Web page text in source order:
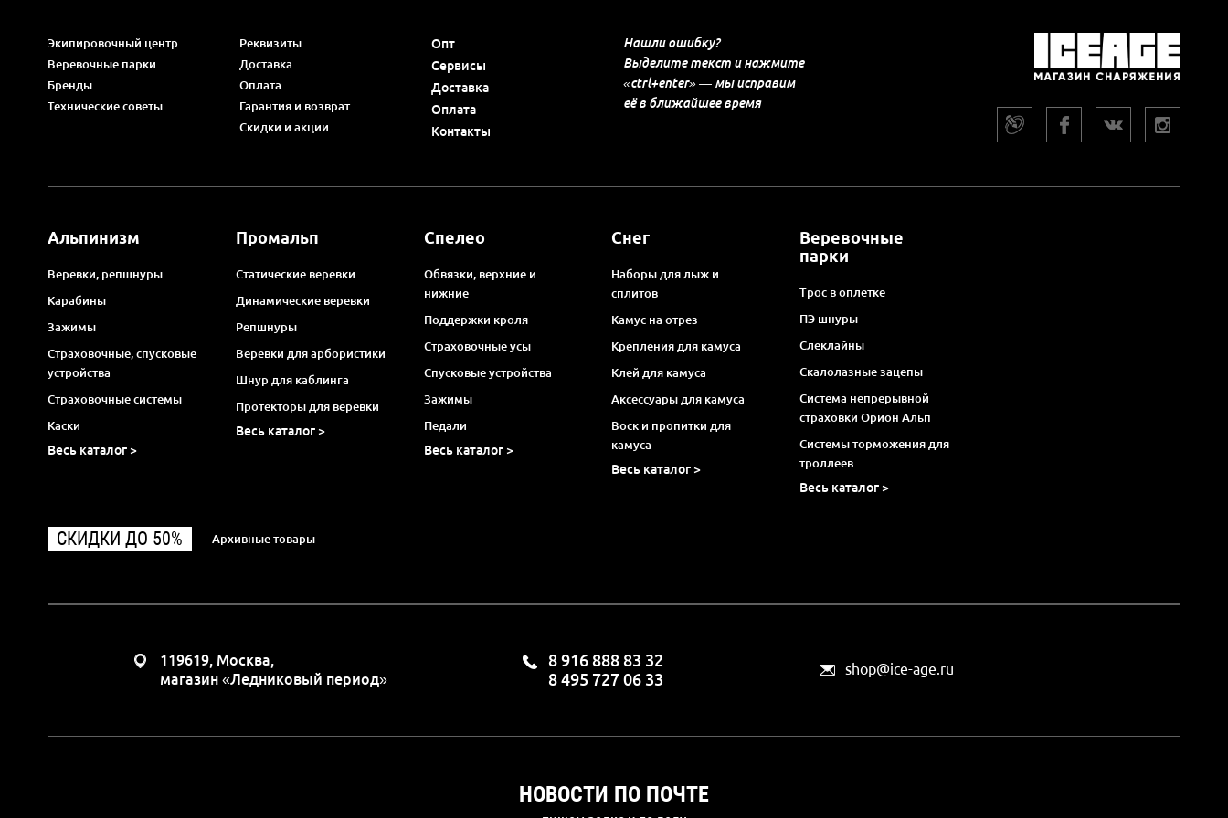
Экипировочный центр
Веревочные парки
Бренды
Технические советы
Реквизиты
Доставка
Оплата
Гарантия и возврат
Скидки и акции
Опт
Сервисы
Доставка
Оплата
Контакты
Нашли ошибку?
Выделите текст и нажмите
«ctrl+enter» — мы исправим
её в ближайшее время
Альпинизм
Веревки, репшнуры
Карабины
Зажимы
Страховочные, спусковые
устройства
Страховочные системы
Каски
Весь каталог >
Промальп
Статические веревки
Динамические веревки
Репшнуры
Веревки для арбористики
Шнур для каблинга
Протекторы для веревки
Весь каталог >
Спелео
Обвязки, верхние и
нижние
Поддержки кроля
Страховочные усы
Спусковые устройства
Зажимы
Педали
Весь каталог >
Снег
Наборы для лыж и
сплитов
Камус на отрез
Крепления для камуса
Клей для камуса
Аксессуары для камуса
Воск и пропитки для
камуса
Весь каталог >
Веревочные
парки
Трос в оплетке
ПЭ шнуры
Слеклайны
Скалолазные зацепы
Система непрерывной
страховки Орион Альп
Системы торможения для
троллеев
Весь каталог >
СКИДКИ ДО 50% Архивные товары
119619, Москва,
магазин «Ледниковый период»
8 916 888 83 32
8 495 727 06 33
shop@ice-age.ru
НОВОСТИ ПО ПОЧТЕ